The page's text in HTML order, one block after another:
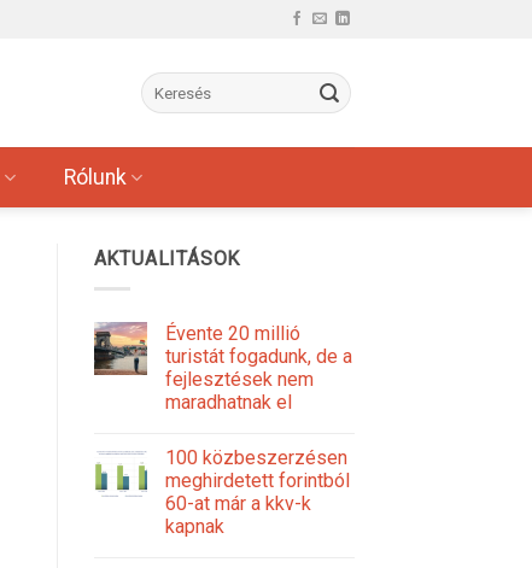
Rólunk
AKTUALITÁSOK
Évente 20 millió
turistát fogadunk, de a
fejlesztések nem
maradhatnak el
100 közbeszerzésen
meghirdetett forintból
60-at már a kkv-k
kapnak